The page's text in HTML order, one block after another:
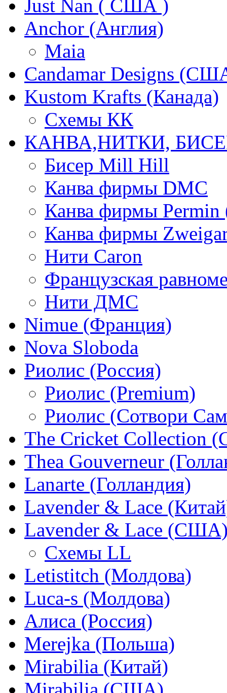
Just Nan ( США )
Anchor (Англия)
Maia
Candamar Designs
Kustom Krafts (Канада)
Схемы КК
КАНВА,НИТКИ,
Бисер Mill Hill
Канва фирмы DMC
Канва фирмы Permin
Канва фирмы
Нити Caron
Французская
Нити ДМС
Nimue (Франция)
Nova Sloboda
Риолис (Россия)
Риолис (Premium)
Риолис (Сотвори
The Cricket Collection
Thea Gouverneur
Lanarte (Голландия)
Lavender & Lace
Lavender & Lace
Схемы LL
Letistitch (Молдова)
Luca-s (Молдова)
Алиса (Россия)
Merejka (Польша)
Mirabilia (Китай)